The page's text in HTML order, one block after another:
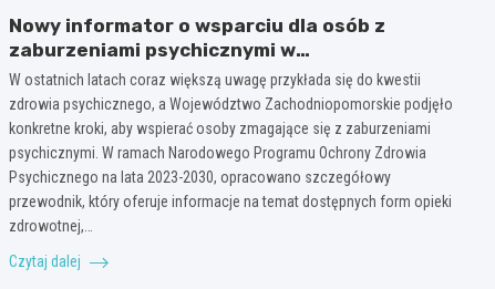
Nowy informator o wsparciu dla osób z
zaburzeniami psychicznymi w
Zachodniopomorskiem na 2026 rok
W ostatnich latach coraz większą uwagę przykłada się do kwestii
zdrowia psychicznego, a Województwo Zachodniopomorskie podjęło
konkretne kroki, aby wspierać osoby zmagające się z zaburzeniami
psychicznymi. W ramach Narodowego Programu Ochrony Zdrowia
Psychicznego na lata 2023-2030, opracowano szczegółowy
przewodnik, który oferuje informacje na temat dostępnych form opieki
zdrowotnej,…
Czytaj dalej